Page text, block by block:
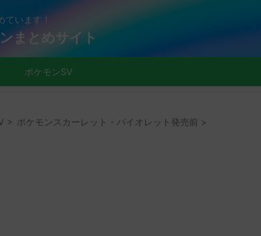
います！
まとめサイト
ポケモンSV
> ポケモンスカーレット・バイオレット発売前 >